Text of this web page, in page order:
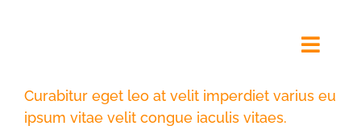
Curabitur eget leo at velit imperdiet varius eu
ipsum vitae velit congue iaculis vitaes.